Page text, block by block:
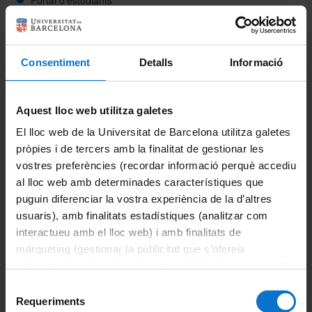
Consentiment Detalls Informació
Aquest lloc web utilitza galetes
El lloc web de la Universitat de Barcelona utilitza galetes
pròpies i de tercers amb la finalitat de gestionar les
vostres preferències (recordar informació perquè accediu
al lloc web amb determinades característiques que
puguin diferenciar la vostra experiència de la d’altres
usuaris), amb finalitats estadístiques (analitzar com
interactueu amb el lloc web) i amb finalitats de
màrqueting (gestionar la publicitat que s’ofereix
consultar laPolítica de galetes del lloc web de la
Requeriments
El Departament
Presentació
Organització
Membres
Normativa
Intranet UB (PDI i PTGAS)
Campus Virtual